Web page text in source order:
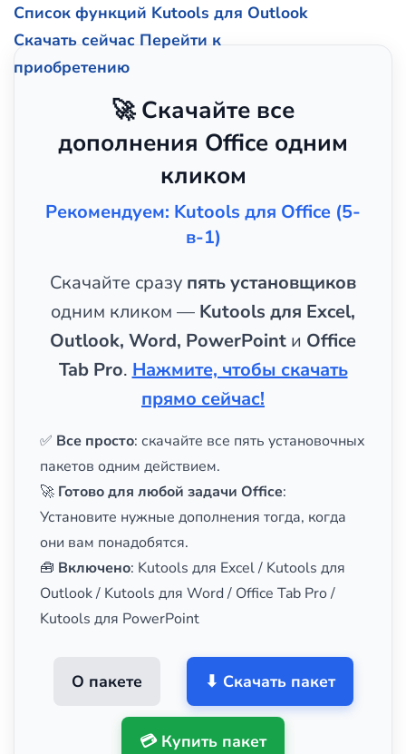
Список функций Kutools для Outlook
Скачать сейчас Перейти к
приобретению
🚀 Скачайте все
дополнения Office одним
кликом
Рекомендуем: Kutools для Office (5-
в-1)
Скачайте сразу пять установщиков
одним кликом — Kutools для Excel,
Outlook, Word, PowerPoint и Office
Tab Pro. Нажмите, чтобы скачать
прямо сейчас!
✅ Все просто: скачайте все пять установочных
пакетов одним действием.
🚀 Готово для любой задачи Office:
Установите нужные дополнения тогда, когда
они вам понадобятся.
🧰 Включено: Kutools для Excel / Kutools для
Outlook / Kutools для Word / Office Tab Pro /
Kutools для PowerPoint
О пакете ⬇ Скачать пакет
💳 Купить пакет